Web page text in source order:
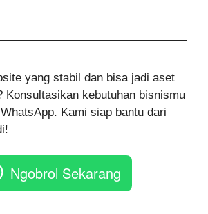
yang stabil dan bisa jadi aset
Konsultasikan kebutuhan bisnismu
Kami siap bantu dari
Ngobrol Sekarang